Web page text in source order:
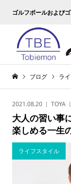
ゴルフボールおよび
ブログ ラ
2021.08.20 TOYA
大人の習い事
楽しめる一生
ライフスタイル